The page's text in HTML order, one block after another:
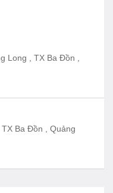
Long , TX Ba Đồn ,
Ba Đồn , Quảng